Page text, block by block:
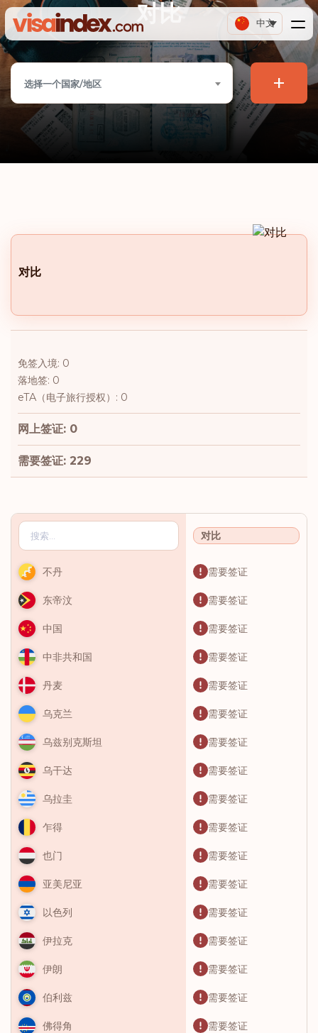
中文
对比
选择一个国家/地区 +
对比
免签入境: 0
落地签: 0
eTA（电子旅行授权）: 0
网上签证: 0
需要签证: 229
对比
不丹 需要签证
东帝汶 需要签证
中国 需要签证
中非共和国 需要签证
丹麦 需要签证
乌克兰 需要签证
乌兹别克斯坦 需要签证
乌干达 需要签证
乌拉圭 需要签证
乍得 需要签证
也门 需要签证
亚美尼亚 需要签证
以色列 需要签证
伊拉克 需要签证
伊朗 需要签证
伯利兹 需要签证
佛得角 需要签证